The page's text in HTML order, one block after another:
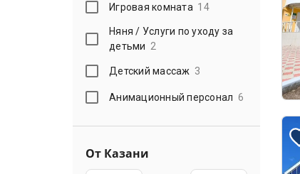
Игровая комната 14
Няня / Услуги по уходу за
детьми 2
Детский массаж 3
Анимационный персонал 6
От Казани